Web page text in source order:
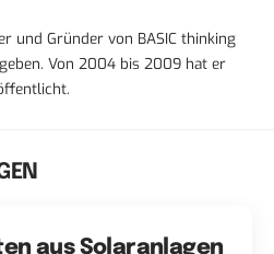
und Gründer von BASIC thinking
Von 2004 bis 2009 hat er
aus Solaranlagen